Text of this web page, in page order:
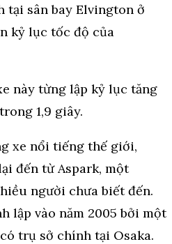
tại sân bay Elvington ở
kỷ lục tốc độ của
này từng lập kỷ lục tăng
1,9 giây.
xe nổi tiếng thế giới,
đến từ Aspark, một
người chưa biết đến.
lập vào năm 2005 bởi một
trụ sở chính tại Osaka.